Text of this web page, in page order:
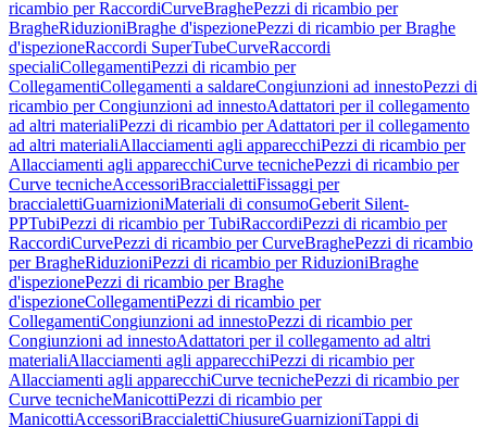
ricambio per RaccordiCurveBraghePezzi di ricambio per
BragheRiduzioniBraghe d'ispezionePezzi di ricambio per Braghe
d'ispezioneRaccordi SuperTubeCurveRaccordi
specialiCollegamentiPezzi di ricambio per
CollegamentiCollegamenti a saldareCongiunzioni ad innestoPezzi di
ricambio per Congiunzioni ad innestoAdattatori per il collegamento
ad altri materialiPezzi di ricambio per Adattatori per il collegamento
ad altri materialiAllacciamenti agli apparecchiPezzi di ricambio per
Allacciamenti agli apparecchiCurve tecnichePezzi di ricambio per
Curve tecnicheAccessoriBraccialettiFissaggi per
braccialettiGuarnizioniMateriali di consumoGeberit Silent-
PPTubiPezzi di ricambio per TubiRaccordiPezzi di ricambio per
RaccordiCurvePezzi di ricambio per CurveBraghePezzi di ricambio
per BragheRiduzioniPezzi di ricambio per RiduzioniBraghe
d'ispezionePezzi di ricambio per Braghe
d'ispezioneCollegamentiPezzi di ricambio per
CollegamentiCongiunzioni ad innestoPezzi di ricambio per
Congiunzioni ad innestoAdattatori per il collegamento ad altri
materialiAllacciamenti agli apparecchiPezzi di ricambio per
Allacciamenti agli apparecchiCurve tecnichePezzi di ricambio per
Curve tecnicheManicottiPezzi di ricambio per
ManicottiAccessoriBraccialettiChiusureGuarnizioniTappi di